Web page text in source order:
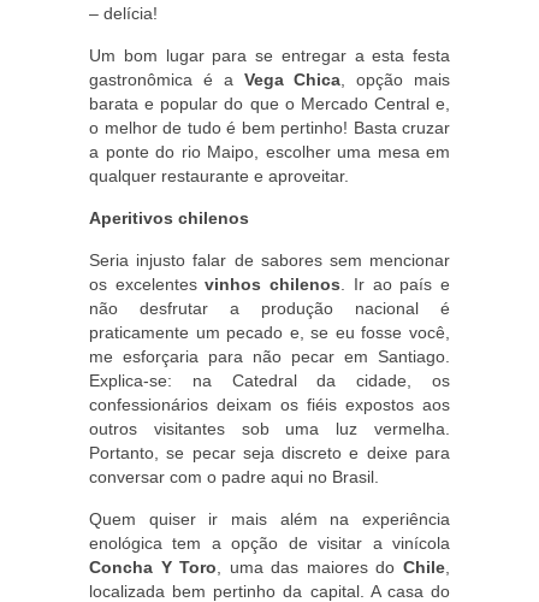
– delícia!
Um bom lugar para se entregar a esta festa
gastronômica é a Vega Chica , opção mais
barata e popular do que o Mercado Central e,
o melhor de tudo é bem pertinho! Basta cruzar
a ponte do rio Maipo, escolher uma mesa em
qualquer restaurante e aproveitar.
Aperitivos chilenos
Seria injusto falar de sabores sem mencionar
os excelentesvinhos chilenos . Ir ao país e
não desfrutar a produção nacional é
praticamente um pecado e, se eu fosse você,
me esforçaria para não pecar em Santiago.
Explica-se: na Catedral da cidade, os
confessionários deixam os fiéis expostos aos
outros visitantes sob uma luz vermelha.
Portanto, se pecar seja discreto e deixe para
conversar com o padre aqui no Brasil.
Quem quiser ir mais além na experiência
enológica tem a opção de visitar a vinícola
Concha Y Toro , uma das maiores doChile
localizada bem pertinho da capital. A casa do